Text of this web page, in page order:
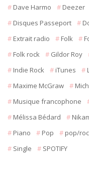
Dave Harmo
Deezer
Disques Passeport
Extrait radio
Folk
Folk rock
Gildor Roy
Indie Rock
iTunes
Maxime McGraw
Musique francophone
Mélissa Bédard
Piano
Pop pop/
Single
SPOTIFY